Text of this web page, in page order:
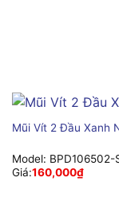
Mũi Vít 2 Đầu Xanh
Model: BPD106502-
Giá:160,000₫